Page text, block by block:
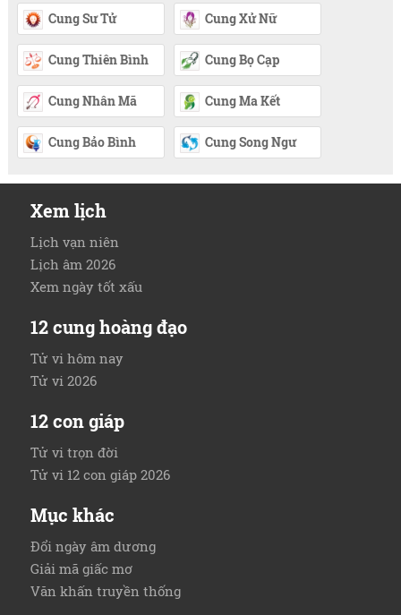
Cung Sư Tử Cung Xử Nữ
Cung Thiên Bình Cung Bọ Cạp
Cung Nhân Mã Cung Ma Kết
Cung Bảo Bình Cung Song Ngư
Xem lịch
Lịch vạn niên
Lịch âm 2026
Xem ngày tốt xấu
12 cung hoàng đạo
Tử vi hôm nay
Tử vi 2026
12 con giáp
Tử vi trọn đời
Tử vi 12 con giáp 2026
Mục khác
Đổi ngày âm dương
Giải mã giấc mơ
Văn khấn truyền thống